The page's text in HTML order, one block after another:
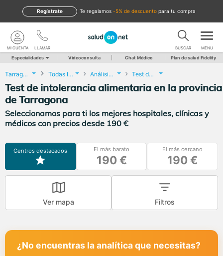
te regalamos -5% de descuento para tu compra
Regístrate
LLAMAR
MI CUENTA BUSCAR MENU
Especialidades Videoconsulta Chat Médico Plan de salud Fidelity
Tarragona Todas las localidades Análisis Clínicos Test de intolerancia alimentaria
Test de intolerancia alimentaria en la provincia
de Tarragona
Seleccionamos para ti los mejores hospitales, clínicas y
médicos con precios desde 190 €
Centros destacados El más barato
190 €
El más cercano
190 €
Ver mapa Filtros
¿No encuentras la analítica que necesitas?